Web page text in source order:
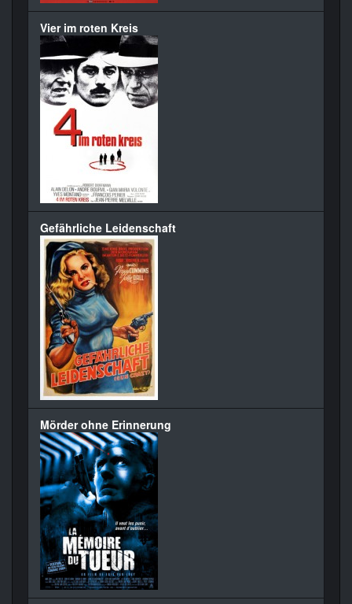
Vier im roten Kreis
Gefährliche Leidenschaft
Mörder ohne Erinnerung